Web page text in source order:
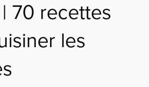
70 recettes
les